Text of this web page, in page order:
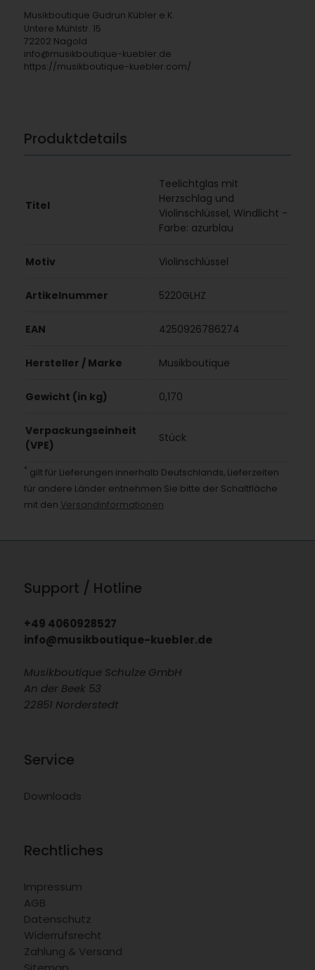
Musikboutique Gudrun Kübler e.K.
Untere Mühlstr. 15
72202 Nagold
info@musikboutique-kuebler.de
https://musikboutique-kuebler.com/
Produktdetails
Titel
Teelichtglas mit
Herzschlag und
Violinschlüssel, Windlicht -
Farbe: azurblau
Motiv Violinschlüssel
Artikelnummer 5220GLHZ
EAN 4250926786274
Hersteller / Marke Musikboutique
Gewicht (in kg) 0,170
Verpackungseinheit
(VPE)
Stück
* gilt für Lieferungen innerhalb Deutschlands, Lieferzeiten
für andere Länder entnehmen Sie bitte der Schaltfläche
mit den Versandinformationen
Support / Hotline
+49 4060928527
info@musikboutique-kuebler.de
Musikboutique Schulze GmbH
An der Beek 53
22851 Norderstedt
Service
Downloads
Rechtliches
Impressum
AGB
Datenschutz
Widerrufsrecht
Zahlung & Versand